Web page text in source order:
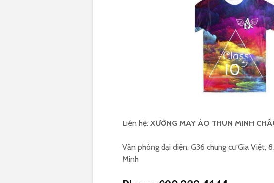
Liên hệ: XƯỞNG MAY ÁO THUN MINH
Văn phòng đại diện: G36 chung cư Gia Việt,
Minh